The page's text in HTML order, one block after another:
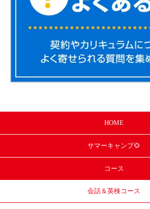
HOME
サマーキャンプ🌻
コース
会話＆英検コース